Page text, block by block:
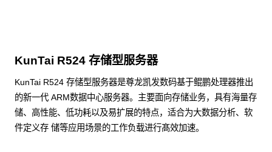
KunTai R524 存储型服务器
KunTai R524 存储型服务器是尊龙凯发数码基于鲲鹏处理器推出
的新一代 ARM数据中心服务器。主要面向存储业务，具有海量存
储、高性能、低功耗以及易扩展的特点，适合为大数据分析、软
件定义存 储等应用场景的工作负载进行髙效加速。